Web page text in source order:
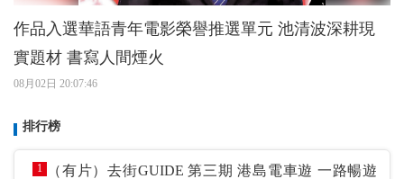
作品入選華語青年電影榮譽推選單元 池清波深耕現
實題材 書寫人間煙火
08月02日 20:07:46
排行榜
1
（有片）去街GUIDE 第三期 港島電車遊 一路暢遊